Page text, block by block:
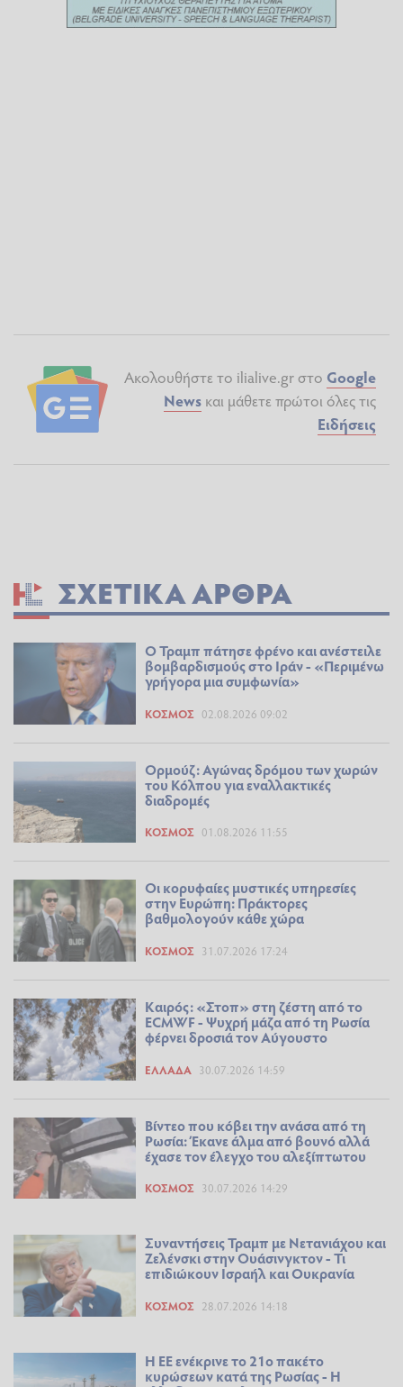
Ακολουθήστε το ilialive.gr στο Google
News και μάθετε πρώτοι όλες τις
Ειδήσεις
ΣΧΕΤΙΚΆ ΆΡΘΡΑ
Ο Τραμπ πάτησε φρένο και ανέστειλε
βομβαρδισμούς στο Ιράν - «Περιμένω
γρήγορα μια συμφωνία»
ΚΌΣΜΟΣ 02.08.2026 09:02
Ορμούζ: Αγώνας δρόμου των χωρών
του Κόλπου για εναλλακτικές
διαδρομές
ΚΌΣΜΟΣ 01.08.2026 11:55
Οι κορυφαίες μυστικές υπηρεσίες
στην Ευρώπη: Πράκτορες
βαθμολογούν κάθε χώρα
ΚΌΣΜΟΣ 31.07.2026 17:24
Καιρός: «Στοπ» στη ζέστη από το
ECMWF - Ψυχρή μάζα από τη Ρωσία
φέρνει δροσιά τον Αύγουστο
ΕΛΛΆΔΑ 30.07.2026 14:59
Βίντεο που κόβει την ανάσα από τη
Ρωσία: Έκανε άλμα από βουνό αλλά
έχασε τον έλεγχο του αλεξίπτωτου
ΚΌΣΜΟΣ 30.07.2026 14:29
Συναντήσεις Τραμπ με Νετανιάχου και
Ζελένσκι στην Ουάσινγκτον - Τι
επιδιώκουν Ισραήλ και Ουκρανία
ΚΌΣΜΟΣ 28.07.2026 14:18
Η ΕΕ ενέκρινε το 21ο πακέτο
κυρώσεων κατά της Ρωσίας - Η